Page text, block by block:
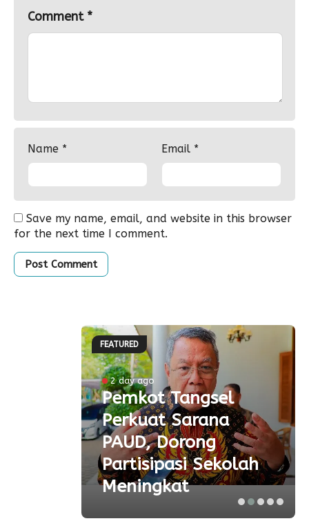
Comment *
Name * Email *
Save my name, email, and website in this browser
for the next time I comment.
FEATURED
2 day ago
Pemkot Tangsel
Perkuat Sarana
PAUD, Dorong
Partisipasi Sekolah
Meningkat